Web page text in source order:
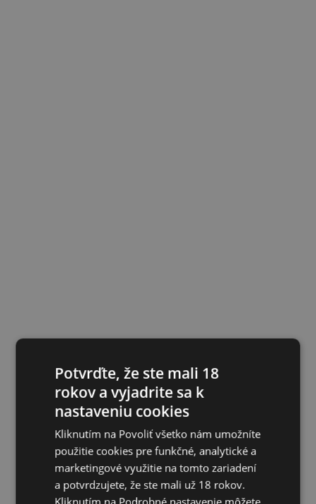
Potvrďte, že ste mali 18
rokov a vyjadrite sa k
nastaveniu cookies
Kliknutím na Povoliť všetko nám umožníte
použitie cookies pre funkčné, analytické a
marketingové využitie na tomto zariadení
a potvrdzujete, že ste mali už 18 rokov.